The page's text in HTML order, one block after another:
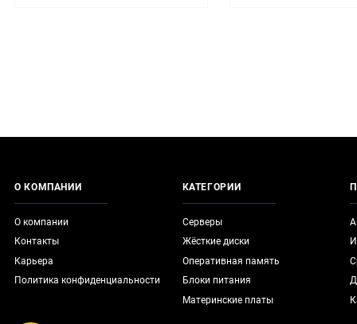
О КОМПАНИИ
О компании
Контакты
Карьера
Политика конфиденциальности
КАТЕГОРИИ
Серверы
Жёсткие диски
Оперативная память
Блоки питания
Материнские платы